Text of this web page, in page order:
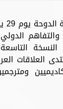
والتفاهم
العلاقات
أكاديميين